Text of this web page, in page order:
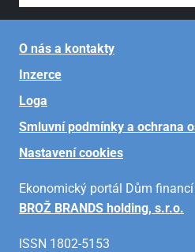
O nás a kontakty
Inzerce
Loga
Smluvní podmínky a ochrana
Nastavení cookies
Ekonomický portál Dům
BROŽ BRANDS holding, s.r.o.
ISSN 1802-5153